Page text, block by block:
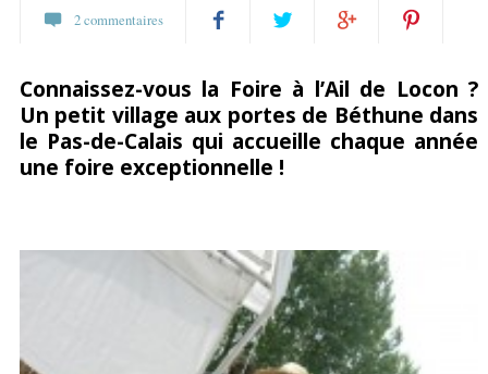
2 commentaires
sur
Facebook
sur
Google+
it
Connaissez-vous la Foire à l’Ail de Locon ?
Un petit village aux portes de Béthune dans
le Pas-de-Calais qui accueille chaque année
une foire exceptionnelle !